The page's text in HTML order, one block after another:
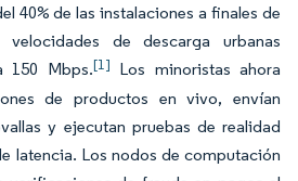
40% de las instalaciones a finales de
velocidades de descarga urbanas
150 Mbps.[1] Los minoristas ahora
de productos en vivo, envían
y ejecutan pruebas de realidad
latencia. Los nodos de computación